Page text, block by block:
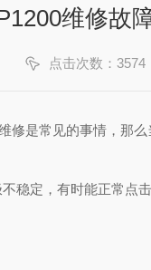
维修故
点击次数：3574
是常见的事情，那么
定，有时能正常点击